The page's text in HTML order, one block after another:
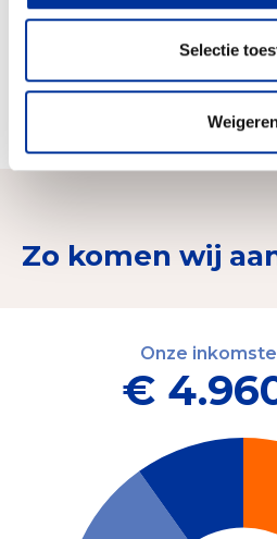
Selectie
zorgprofessionals en
du Monde versterken op
fondsenwerving,
Zo komen wij
Onze
€